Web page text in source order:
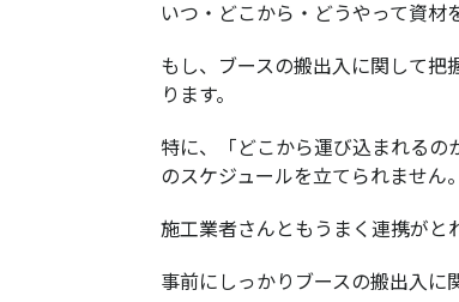
いつ・どこから・どうやって資材
もし、ブースの搬出入に関して把
ります。
特に、「どこから運び込まれるの
のスケジュールを立てられません。
施工業者さんともうまく連携がと
事前にしっかりブースの搬出入に